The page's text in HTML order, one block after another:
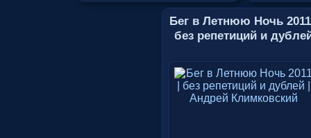
Бег в Летнюю Ночь
без репетиций и